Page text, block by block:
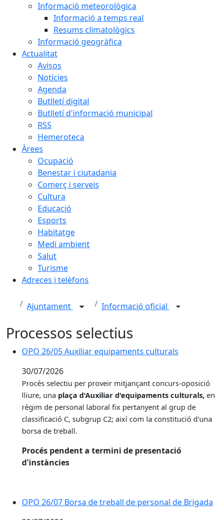
Informació meteorològica
Informació a temps real
Resums climatològics
Informació geogràfica
Actualitat
Avisos
Notícies
Agenda
Butlletí digital
Butlletí d'informació municipal
RSS
Hemeroteca
Àrees
Ocupació
Benestar i ciutadania
Comerç i serveis
Cultura
Educació
Esports
Habitatge
Medi ambient
Salut
Turisme
Adreces i telèfons
Ajuntament Informació oficial
Processos selectius
OPO 26/05 Auxiliar equipaments culturals
30/07/2026
Procés selectiu per proveir mitjançant concurs-oposició
lliure, una plaça d'Auxiliar d'equipaments culturals, en
règim de personal laboral fix pertanyent al grup de
classificació C, subgrup C2; així com la constitució d'una
borsa de treball.
Procés pendent a termini de presentació
d'instàncies
OPO 26/07 Borsa de treball de personal de Brigada